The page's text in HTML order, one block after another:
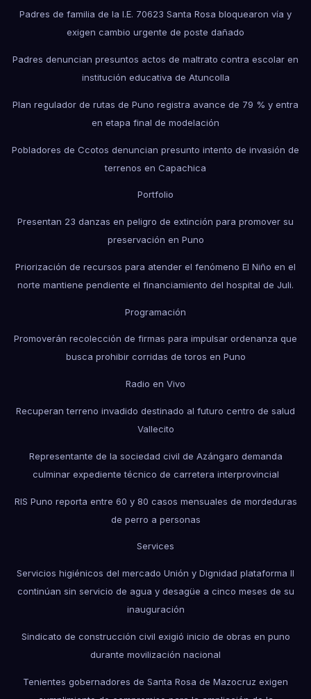
Padres de familia de la I.E. 70623 Santa Rosa bloquearon vía y
exigen cambio urgente de poste dañado
Padres denuncian presuntos actos de maltrato contra escolar en
institución educativa de Atuncolla
Plan regulador de rutas de Puno registra avance de 79 % y entra
en etapa final de modelación
Pobladores de Ccotos denuncian presunto intento de invasión de
terrenos en Capachica
Portfolio
Presentan 23 danzas en peligro de extinción para promover su
preservación en Puno
Priorización de recursos para atender el fenómeno El Niño en el
norte mantiene pendiente el financiamiento del hospital de Juli.
Programación
Promoverán recolección de firmas para impulsar ordenanza que
busca prohibir corridas de toros en Puno
Radio en Vivo
Recuperan terreno invadido destinado al futuro centro de salud
Vallecito
Representante de la sociedad civil de Azángaro demanda
culminar expediente técnico de carretera interprovincial
RIS Puno reporta entre 60 y 80 casos mensuales de mordeduras
de perro a personas
Services
Servicios higiénicos del mercado Unión y Dignidad plataforma II
continúan sin servicio de agua y desagüe a cinco meses de su
inauguración
Sindicato de construcción civil exigió inicio de obras en puno
durante movilización nacional
Tenientes gobernadores de Santa Rosa de Mazocruz exigen